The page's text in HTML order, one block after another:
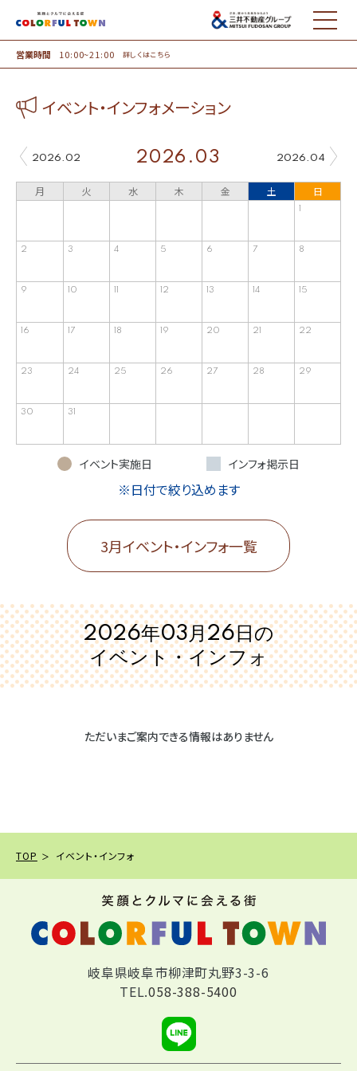
MENU
営業時間 10:00~21:00 詳しくはこちら
イベント・インフォメーション
2026.02 2026.04
2026.03
月 火 水 木 金 土 日
1
2 3 4 5 6 7 8
9 10 11 12 13 14 15
16 17 18 19 20 21 22
23 24 25 26 27 28 29
30 31
イベント実施日 インフォ掲示日
※日付で絞り込めます
3月イベント・インフォ一覧
2026年03月26日の
イベント・インフォ
ただいまご案内できる情報はありません
TOP イベント・インフォ
岐阜県岐阜市柳津町丸野3-3-6
TEL.058-388-5400